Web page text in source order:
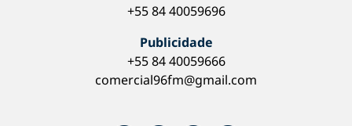
+55 84 40059696
Publicidade
+55 84 40059666
comercial96fm@gmail.com